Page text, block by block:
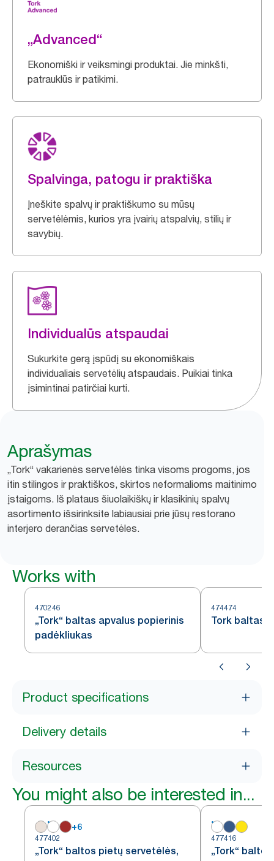
„Advanced“
Ekonomiški ir veiksmingi produktai. Jie minkšti,
patrauklūs ir patikimi.
Spalvinga, patogu ir praktiška
Įneškite spalvų ir praktiškumo su mūsų
servetėlėmis, kurios yra įvairių atspalvių, stilių ir
savybių.
Individualūs atspaudai
Sukurkite gerą įspūdį su ekonomiškais
individualiais servetėlių atspaudais. Puikiai tinka
įsimintinai patirčiai kurti.
Aprašymas
„Tork“ vakarienės servetėlės tinka visoms progoms, jos
itin stilingos ir praktiškos, skirtos neformalioms maitinimo
įstaigoms. Iš plataus šiuolaikiškų ir klasikinių spalvų
asortimento išsirinksite labiausiai prie jūsų restorano
interjero derančias servetėles.
Works with
470246
„Tork“ baltas apvalus popierinis
padėkliukas
474474
Tork baltas
Product specifications
Delivery details
Resources
You might also be interested in...
+6
477402
„Tork“ baltos pietų servetėlės,
477416
„Tork“